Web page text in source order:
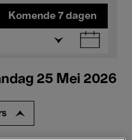
Komende 7 dagen
25 Mei 2026